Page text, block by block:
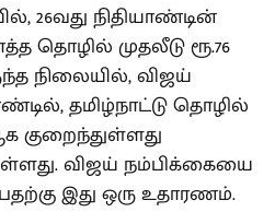
26வது நிதியாண்டின்
தொழில் முதலீடு ரூ.76
நிலையில், விஜய்
தமிழ்நாட்டு தொழில்
குறைந்துள்ளது
விஜய் நம்பிக்கையை
இது ஒரு உதாரணம்.